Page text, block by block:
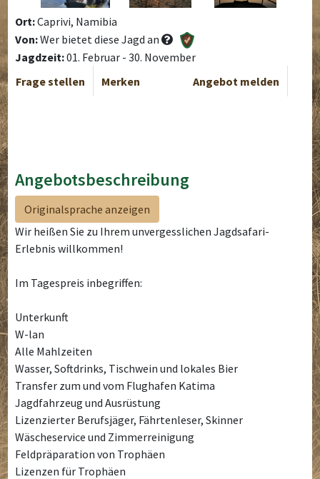
Ort:Caprivi, Namibia
Von:Wer bietet diese Jagd an
Jagdzeit:01. Februar - 30. November
Frage stellen
Merken Angebot melden
Angebotsbeschreibung
Originalsprache anzeigen
Wir heißen Sie zu Ihrem unvergesslichen Jagdsafari-
Erlebnis willkommen!
Im Tagespreis inbegriffen:
Unterkunft
W-lan
Alle Mahlzeiten
Wasser, Softdrinks, Tischwein und lokales Bier
Transfer zum und vom Flughafen Katima
Jagdfahrzeug und Ausrüstung
Lizenzierter Berufsjäger, Fährtenleser, Skinner
Wäscheservice und Zimmerreinigung
Feldpräparation von Trophäen
Lizenzen für Trophäen